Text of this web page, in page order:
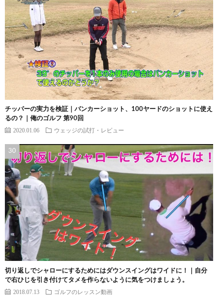
チッパーの実力を検証｜バンカーショット、100ヤードのショットに使え
るの？｜俺のゴルフ 第90回
2020.01.06 ウェッジの試打・レビュー
切り返しでシャローにするためにはダウンスイングはワイドに！｜自分
で右ひじを引き付けてタメを作らないように気をつけましょう。
2018.07.13 ゴルフのレッスン動画